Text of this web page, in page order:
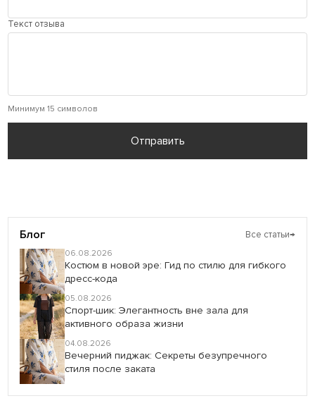
Текст отзыва
Минимум 15 символов
Отправить
Блог Все статьи→
06.08.2026
Костюм в новой эре: Гид по стилю для гибкого
дресс-кода
05.08.2026
Спорт-шик: Элегантность вне зала для
активного образа жизни
04.08.2026
Вечерний пиджак: Секреты безупречного
стиля после заката